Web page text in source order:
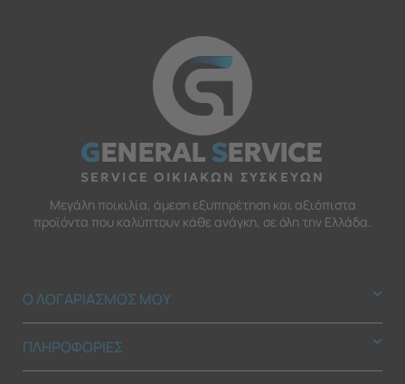
GENERALSERVICE
SERVICE ΟΙΚΙΑΚΩΝ ΣΥΣΚΕΥΩΝ
Μεγάλη ποικιλία, άμεση εξυπηρέτηση και αξιόπιστα
προϊόντα που καλύπτουν κάθε ανάγκη, σε όλη την Ελλάδα.
Ο ΛΟΓΑΡΙΑΣΜΟΣ ΜΟΥ
ΠΛΗΡΟΦΟΡΙΕΣ